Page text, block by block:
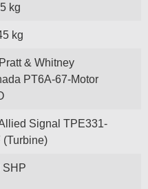
kg
kg
& Whitney
PT6A-67-Motor
Signal TPE331-
(Turbine)
SHP